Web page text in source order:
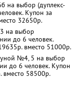
на выбор (дуплекс-
Купон за
32650р.
на выбор
до 6 человек.
вместо 51000р.
№4, 5 на выбор
до 6 человек. Купон
вместо 58500р.